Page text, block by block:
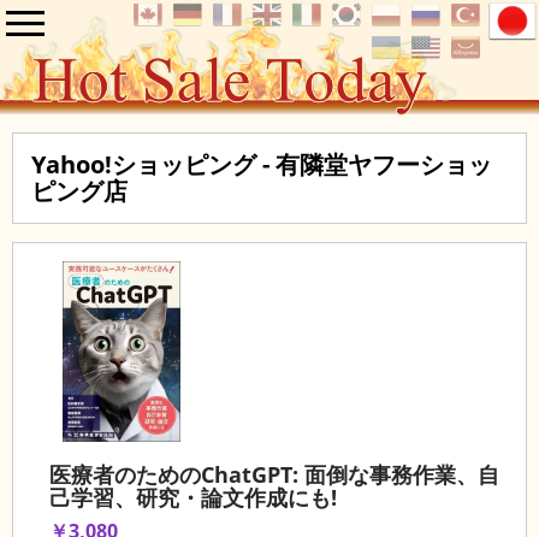
Yahoo!ショッピング - 有隣堂ヤフーショッ
ピング店
医療者のためのChatGPT: 面倒な事務作業、自
己学習、研究・論文作成にも!
￥3,080